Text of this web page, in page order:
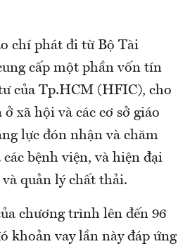
chí phát đi từ Bộ Tài
cấp một phần vốn tín
của Tp.HCM (HFIC), cho
xã hội và các cơ sở giáo
lực đón nhận và chăm
bệnh viện, và hiện đại
quản lý chất thải.
chương trình lên đến 96
khoản vay lần này đáp ứng